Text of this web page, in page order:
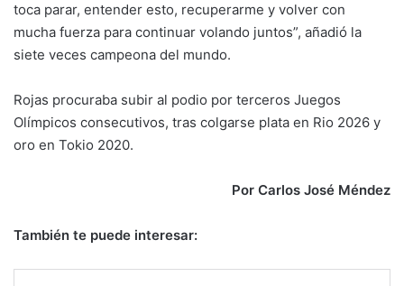
toca parar, entender esto, recuperarme y volver con
mucha fuerza para continuar volando juntos”, añadió la
siete veces campeona del mundo.
Rojas procuraba subir al podio por terceros Juegos
Olímpicos consecutivos, tras colgarse plata en Rio 2026 y
oro en Tokio 2020.
Por Carlos José Méndez
También te puede interesar: